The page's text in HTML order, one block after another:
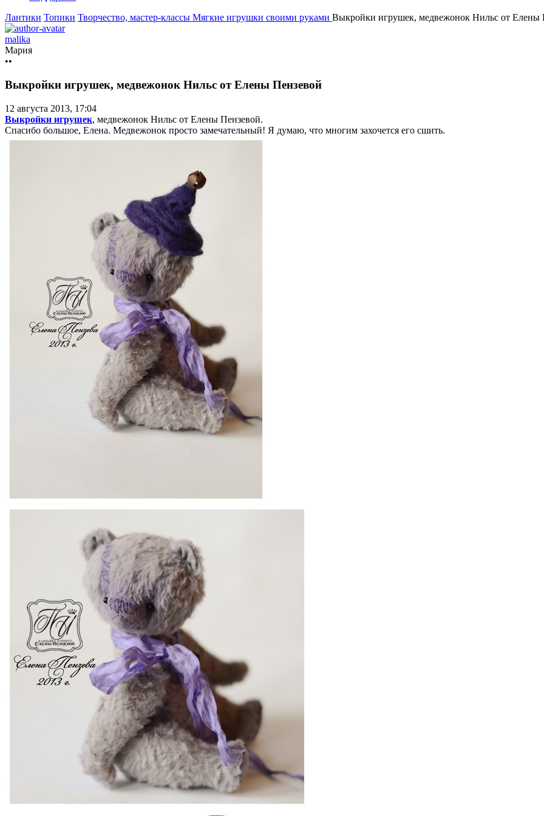
Лантики Топики Творчество, мастер-классы Мягкие игрушки своими руками Выкройки игрушек, медвежонок Нильс от Елены
malika
Мария
••
Выкройки игрушек, медвежонок Нильс от Елены Пензевой
12 августа 2013, 17:04
Выкройки игрушек, медвежонок Нильс от Елены Пензевой.
Спасибо большое, Елена. Медвежонок просто замечательный! Я думаю, что многим захочется его сшить.